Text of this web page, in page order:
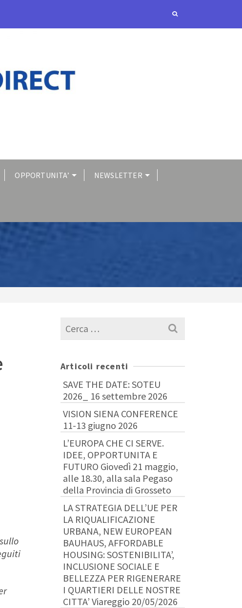
OPPORTUNITA’ NEWSLETTER
Cerca
per:
Articoli recenti
SAVE THE DATE: SOTEU
2026_ 16 settembre 2026
VISION SIENA CONFERENCE
11-13 giugno 2026
L’EUROPA CHE CI SERVE.
IDEE, OPPORTUNITA E
FUTURO Giovedì 21 maggio,
alle 18.30, alla sala Pegaso
della Provincia di Grosseto
LA STRATEGIA DELL’UE PER
LA RIQUALIFICAZIONE
URBANA, NEW EUROPEAN
BAUHAUS, AFFORDABLE
HOUSING: SOSTENIBILITA’,
INCLUSIONE SOCIALE E
BELLEZZA PER RIGENERARE
I QUARTIERI DELLE NOSTRE
CITTA’ Viareggio 20/05/2026